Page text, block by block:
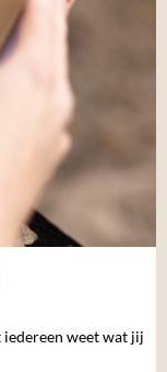
weet wat jij